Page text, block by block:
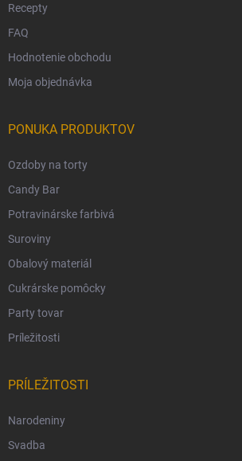
Recepty
FAQ
Hodnotenie obchodu
Moja objednávka
PONUKA PRODUKTOV
Ozdoby na torty
Candy Bar
Potravinárske farbivá
Suroviny
Obalový materiál
Cukrárske pomôcky
Party tovar
Príležitosti
PRÍLEŽITOSTI
Narodeniny
Svadba